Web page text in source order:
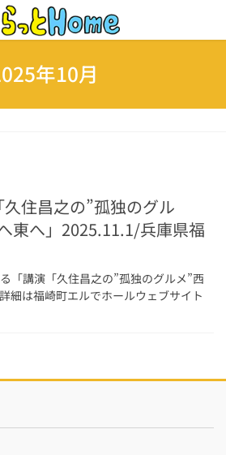
年10月
住昌之の”孤独のグル
東へ」2025.11.1/兵庫県福
「講演「久住昌之の”孤独のグルメ”西
細は福崎町エルでホールウェブサイト